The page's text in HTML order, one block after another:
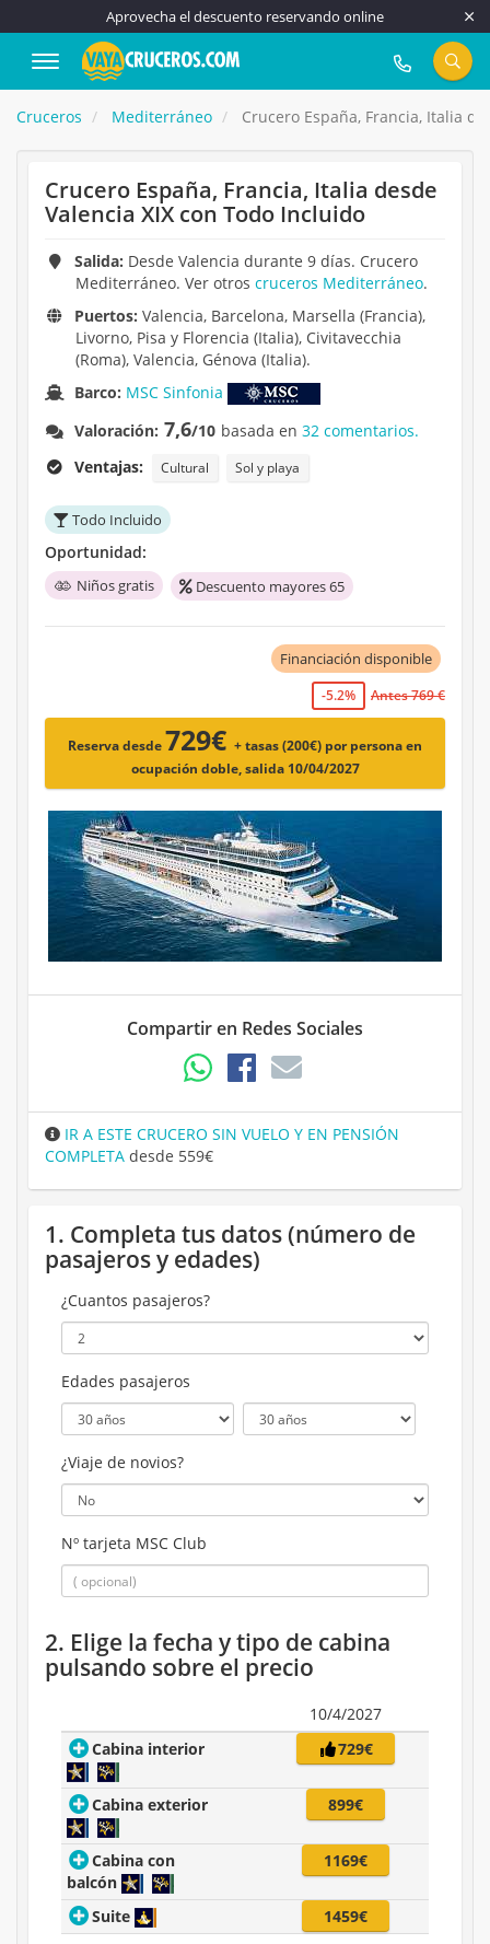
Aprovecha el descuento reservando online
917 815 555
Cruceros Mediterráneo Crucero España, Francia, Italia
Crucero España, Francia, Italia desde
Valencia XIX con Todo Incluido
Salida: Desde Valencia durante 9 días. Crucero
Mediterráneo. Ver otros cruceros Mediterráneo.
Puertos: Valencia, Barcelona, Marsella (Francia),
Livorno, Pisa y Florencia (Italia), Civitavecchia
(Roma), Valencia, Génova (Italia).
Barco: MSC Sinfonia
Valoración: 7,6/10 basada en32 comentarios.
Ventajas:
Cultural Sol y playa
Todo Incluido
Oportunidad:
Niños gratis Descuento mayores 65
Financiación disponible
-5.2% Antes 769 €
Reserva desde729€ + tasas (200€) por persona en
ocupación doble, salida 10/04/2027
Compartir en Redes Sociales
IR A ESTE CRUCERO SIN VUELO Y EN PENSIÓN
COMPLETA desde 559€
1. Completa tus datos (número de
pasajeros y edades)
¿Cuantos pasajeros?
Edades pasajeros
¿Viaje de novios?
Nº tarjeta MSC Club
2. Elige la fecha y tipo de cabina
pulsando sobre el precio
10/4/2027
Cabina interior
729€
Cabina exterior 899€
Cabina con
balcón
1169€
Suite 1459€